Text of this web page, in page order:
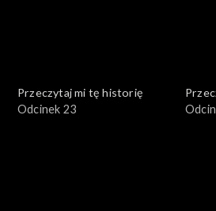
Przeczytaj mi tę historię
Odcinek 23